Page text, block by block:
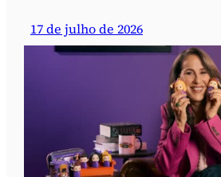
17 de julho de 2026